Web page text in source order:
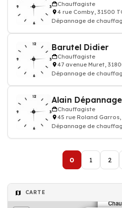
Chauffagiste
4 rue Comby, 31500
Dépannage de
Barutel Didier
Chauffagiste
47 avenue Muret,
Dépannage de
Alain Dépannage
Chauffagiste
45 rue Roland Garros,
Dépannage de
0 1 2
CARTE